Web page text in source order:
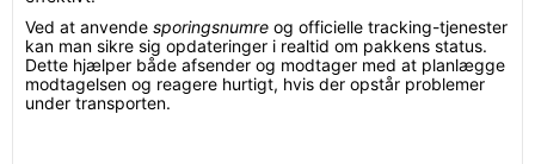
Ved at anvende sporingsnumre og officielle tracking-tjenester
kan man sikre sig opdateringer i realtid om pakkens status.
Dette hjælper både afsender og modtager med at planlægge
modtagelsen og reagere hurtigt, hvis der opstår problemer
under transporten.